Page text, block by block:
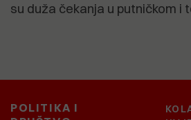
su duža čekanja u putničkom i
POLITIKA I